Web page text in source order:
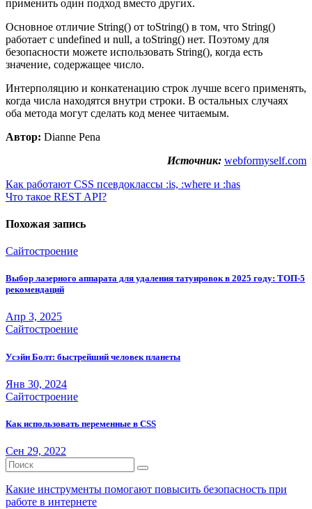
применить один подход вместо других.
Основное отличие String() от toString() в том, что String()
работает с undefined и null, а toString() нет. Поэтому для
безопасности можете использовать String(), когда есть
значение, содержащее число.
Интерполяцию и конкатенацию строк лучше всего применять,
когда числа находятся внутри строки. В остальных случаях
оба метода могут сделать код менее читаемым.
Автор: Dianne Pena
Источник: webformyself.com
Навигация
по
записям
Как работают CSS псевдоклассы :is, :where и :has
Что такое REST API?
Похожая запись
Сайтостроение
Выбор лазерного аппарата для удаления татуировок в 2025 году: ТОП-5
рекомендаций
Апр 3, 2025
Сайтостроение
Усэйн Болт: быстрейший человек планеты
Янв 30, 2024
Сайтостроение
Как использовать переменные в CSS
Сен 29, 2022
Какие инструменты помогают повысить безопасность при
работе в интернете